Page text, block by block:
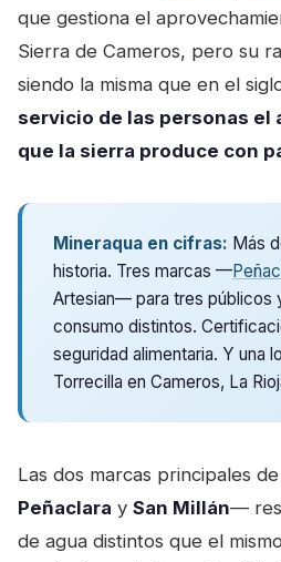
que gestiona el
Sierra de Cameros, pero su
siendo la misma que en el
servicio de las personas el
que la sierra produce con
Mineraqua en cifras: Más
historia. Tres marcas —
Artesian— para tres públicos
consumo distintos.
seguridad alimentaria. Y una
Torrecilla en Cameros, La
Las dos marcas principales
Peñaclara y San Millán—
de agua distintos que el